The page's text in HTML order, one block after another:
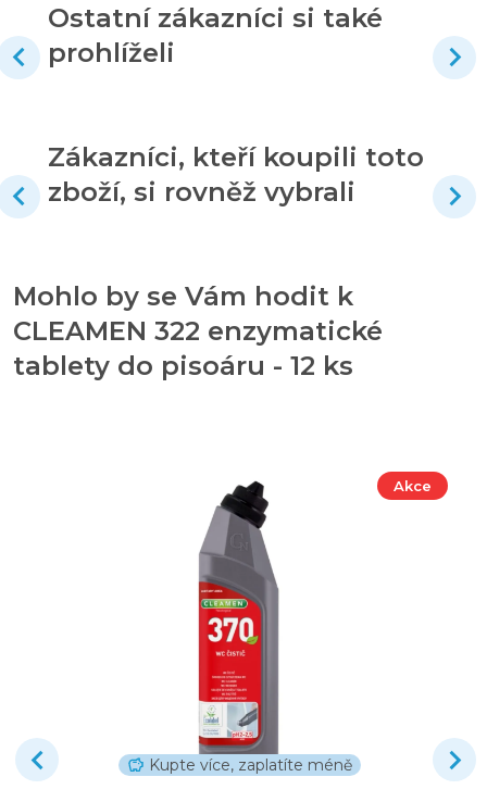
Ostatní zákazníci si také
prohlíželi
Zákazníci, kteří koupili toto
zboží, si rovněž vybrali
Mohlo by se Vám hodit k
CLEAMEN 322 enzymatické
tablety do pisoáru - 12 ks
Akce
Kupte více, zaplatíte méně